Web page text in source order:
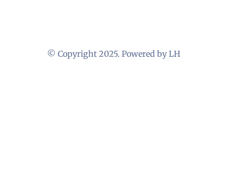
© Copyright 2025. Powered by LH